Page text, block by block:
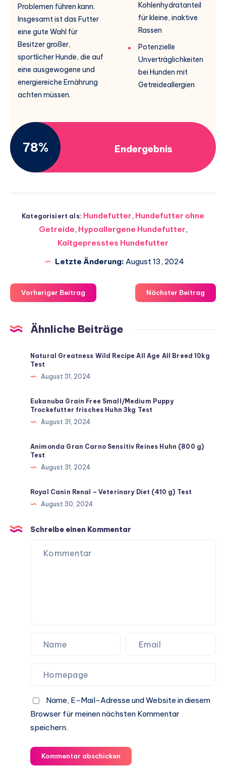
Problemen führen kann.
Insgesamt ist das Futter
eine gute Wahl für
Besitzer großer,
sportlicher Hunde, die auf
eine ausgewogene und
energiereiche Ernährung
achten müssen.
Kohlenhydratanteil
für kleine, inaktive
Rassen
Potenzielle
Unverträglichkeiten
bei Hunden mit
Getreideallergien
78% Endergebnis
Kategorisiert als: Hundefutter, Hundefutter ohne
Getreide, Hypoallergene Hundefutter,
Kaltgepresstes Hundefutter
Letzte Änderung: August 13, 2024
Vorheriger Beitrag Nächster Beitrag
Ähnliche Beiträge
Natural Greatness Wild Recipe All Age All Breed 10kg
Test
August 31, 2024
Eukanuba Grain Free Small/Medium Puppy
Trockefutter frisches Huhn 3kg Test
August 31, 2024
Animonda Gran Carno Sensitiv Reines Huhn (800 g)
Test
August 31, 2024
Royal Canin Renal – Veterinary Diet (410 g) Test
August 30, 2024
Schreibe einen Kommentar
Name, E-Mail-Adresse und Website in diesem
Browser für meinen nächsten Kommentar
speichern.
Kommentar abschicken